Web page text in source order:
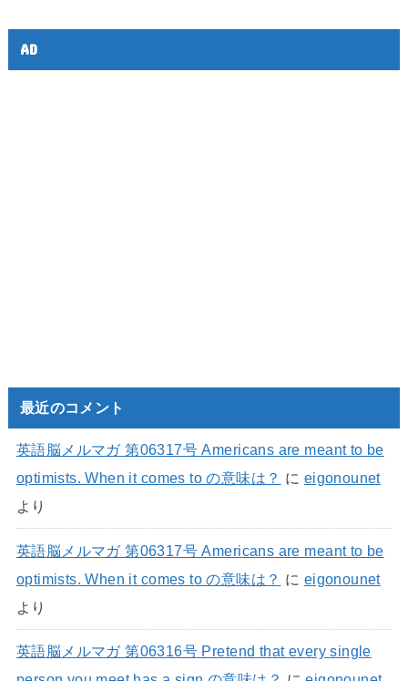
AD
最近のコメント
英語脳メルマガ 第06317号 Americans are meant to be
optimists. When it comes to の意味は？ に eigonounet
より
英語脳メルマガ 第06317号 Americans are meant to be
optimists. When it comes to の意味は？ に eigonounet
より
英語脳メルマガ 第06316号 Pretend that every single